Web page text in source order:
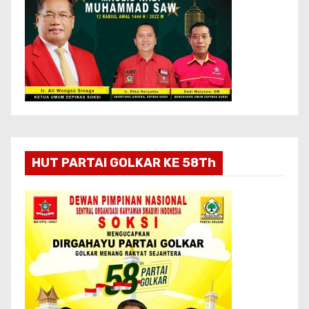
HUT PARTAI GOLKAR KE 58Th